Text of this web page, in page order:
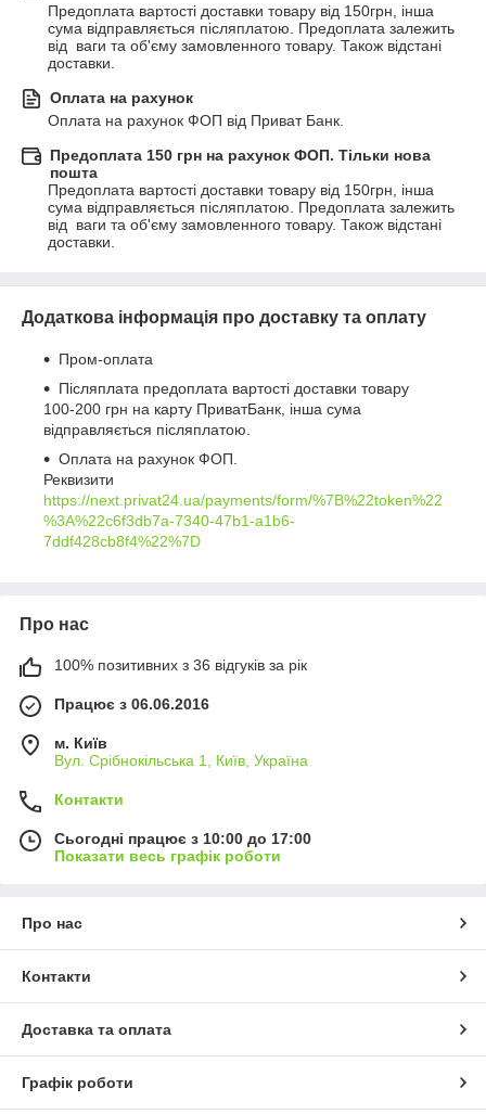
Предоплата вартості доставки товару від 150грн, інша
сума відправляється післяплатою. Предоплата залежить
від  ваги та об'єму замовленного товару. Також відстані
доставки.
Оплата на рахунок
Оплата на рахунок ФОП від Приват Банк.
Предоплата 150 грн на рахунок ФОП. Тільки нова
пошта
Предоплата вартості доставки товару від 150грн, інша
сума відправляється післяплатою. Предоплата залежить
від  ваги та об'єму замовленного товару. Також відстані
доставки.
Додаткова інформація про доставку та оплату
Пром-оплата
Післяплата предоплата вартості доставки товару
100-200 грн на карту ПриватБанк, інша сума
відправляється післяплатою.
Оплата на рахунок ФОП.
Реквизити
https://next.privat24.ua/payments/form/%7B%22token%22
%3A%22c6f3db7a-7340-47b1-a1b6-
7ddf428cb8f4%22%7D
Про нас
100% позитивних з 36 відгуків за рік
Працює з 06.06.2016
м. Київ
Вул. Срібнокільська 1, Київ, Україна
Контакти
Сьогодні працює з 10:00 до 17:00
Показати весь графік роботи
Про нас
Контакти
Доставка та оплата
Графік роботи